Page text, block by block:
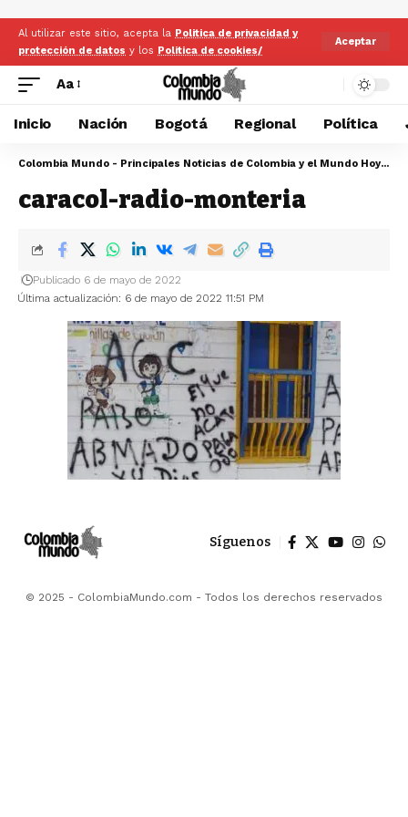
Al utilizar este sitio, acepta la Politica de privacidad y
protección de datos y los Politica de cookies/
Aceptar
Aa
Inicio Nación Bogotá Regional Política
Colombia Mundo - Principales Noticias de Colombia y el Mundo Hoy
>
caracol-radio-monteria
Última actualización: 6 de mayo de 2022 11:51 PM
Publicado 6 de mayo de 2022
Síguenos
© 2025 - ColombiaMundo.com - Todos los derechos reservados